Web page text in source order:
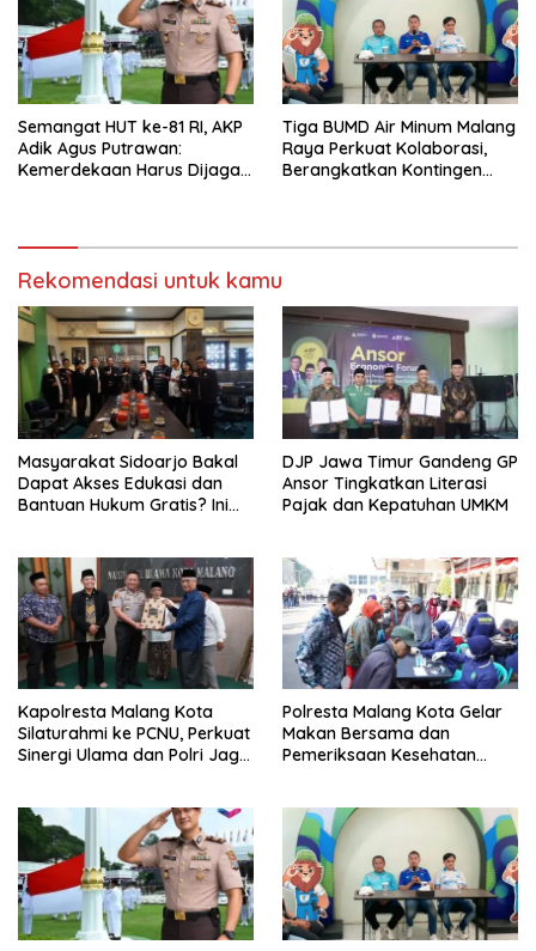
Semangat HUT ke-81 RI, AKP
Adik Agus Putrawan:
Kemerdekaan Harus Dijaga
Tiga BUMD Air Minum Malang
Raya Perkuat Kolaborasi,
Berangkatkan Kontingen
Rekomendasi untuk kamu
Masyarakat Sidoarjo Bakal
Dapat Akses Edukasi dan
Bantuan Hukum Gratis? Ini
DJP Jawa Timur Gandeng GP
Ansor Tingkatkan Literasi
Pajak dan Kepatuhan UMKM
Kapolresta Malang Kota
Silaturahmi ke PCNU, Perkuat
Sinergi Ulama dan Polri Jaga
Polresta Malang Kota Gelar
Makan Bersama dan
Pemeriksaan Kesehatan